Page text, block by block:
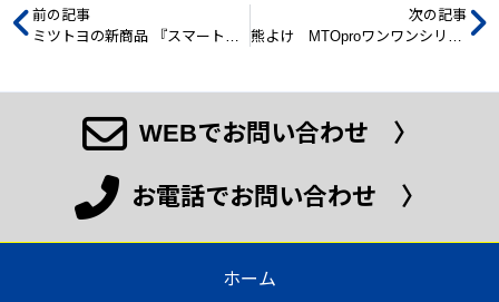
前の記事
次の記事
WEBでお問い合わせ 〉
お電話でお問い合わせ 〉
ホーム